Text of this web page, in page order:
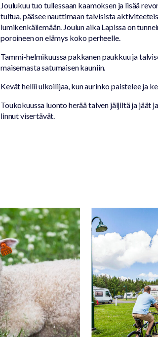
Joulukuu tuo tullessaan kaamoksen ja lisää
tultua, pääsee nauttimaan talvisista
lumikenkäilemään. Joulun aika Lapissa on
poroineen on elämys koko perheelle.
Tammi-helmikuussa pakkanen paukkuu ja
maisemasta satumaisen kauniin.
Kevät hellii ulkoilijaa, kun aurinko paistelee ja
Toukokuussa luonto herää talven jäljiltä ja jäät
linnut visertävät.